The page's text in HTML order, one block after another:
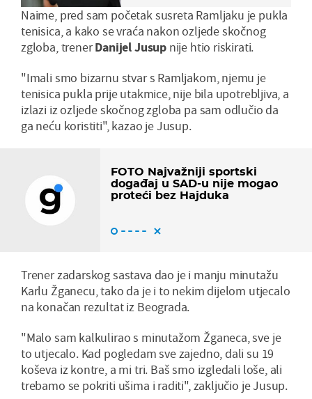
Naime, pred sam početak susreta Ramljaku je pukla
tenisica, a kako se vraća nakon ozljede skočnog
zgloba, trenerDanijel Jusupnije htio riskirati.
"Imali smo bizarnu stvar s Ramljakom, njemu je
tenisica pukla prije utakmice, nije bila upotrebljiva, a
izlazi iz ozljede skočnog zgloba pa sam odlučio da
ga neću koristiti", kazao je Jusup.
FOTO Najvažniji sportski
događaj u SAD-u nije mogao
proteći bez Hajduka
Trener zadarskog sastava dao je i manju minutažu
Karlu Žganecu, tako da je i to nekim dijelom utjecalo
na konačan rezultat iz Beograda.
"Malo sam kalkulirao s minutažom Žganeca, sve je
to utjecalo. Kad pogledam sve zajedno, dali su 19
koševa iz kontre, a mi tri. Baš smo izgledali loše, ali
trebamo se pokriti ušima i raditi", zaključio je Jusup.